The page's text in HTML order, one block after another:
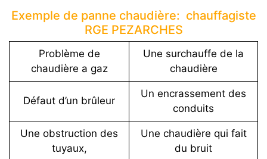
Exemple de panne chaudière: chauffagiste
RGE PEZARCHES
Problème de
chaudière a gaz
Une surchauffe de la
chaudière
Défaut d’un brûleur
Un encrassement des
conduits
Une obstruction des
tuyaux,
Une chaudière qui fait
du bruit